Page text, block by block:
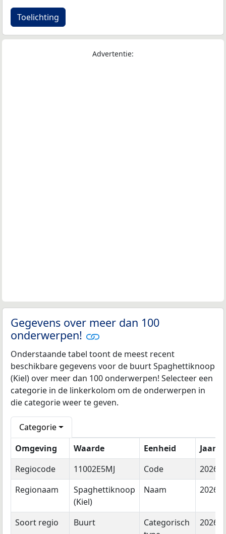
Toelichting
Advertentie:
Gegevens over meer dan 100
onderwerpen!
Onderstaande tabel toont de meest recent
beschikbare gegevens voor de buurt Spaghettiknoop
(Kiel) over meer dan 100 onderwerpen! Selecteer een
categorie in de linkerkolom om de onderwerpen in
die categorie weer te geven.
Categorie
Omgeving
Waarde Eenheid
Jaar
Regiocode
11002E5MJ Code
2026
Regionaam
Spaghettiknoop
(Kiel)
Naam 2026
Soort regio Buurt
Categorisch
2026